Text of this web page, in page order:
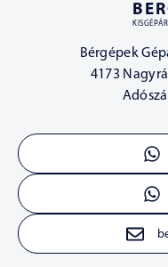
Bérgépek
4173